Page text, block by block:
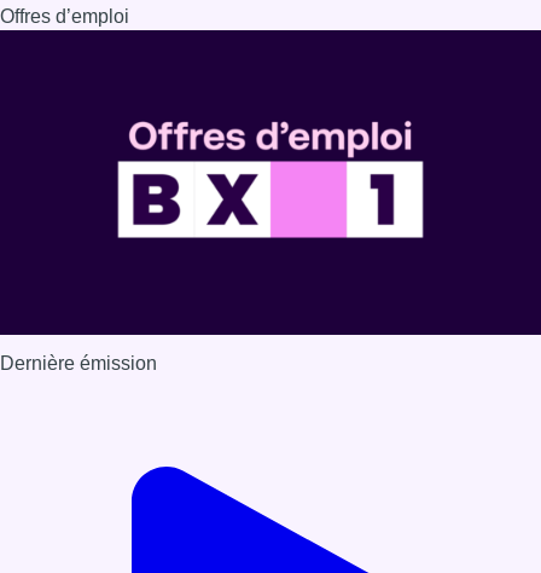
Offres d’emploi
Dernière émission